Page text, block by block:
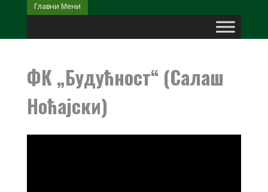
Главни Мени
ФК „Будућност“ (Салаш
Ноћајски)